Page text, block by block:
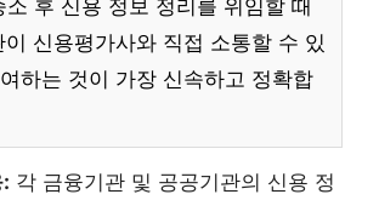
소 후 신용 정보 정리를 위임할 때
신용평가사와 직접 소통할 수 있
하는 것이 가장 신속하고 정확합
각 금융기관 및 공공기관의 신용 정